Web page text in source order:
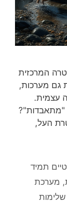
המרכזית
גם מערכות,
עצמית.
"מתאבדות"?
העל,
תמיד
, מערכת
שלימות